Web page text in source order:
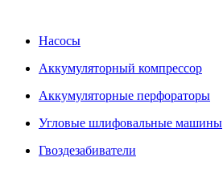
Насосы
Аккумуляторный компрессор
Аккумуляторные перфораторы
Угловые шлифовальные машины
Гвоздезабиватели